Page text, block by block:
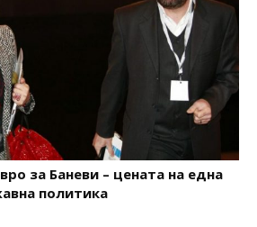
за Баневи – цената на една
политика